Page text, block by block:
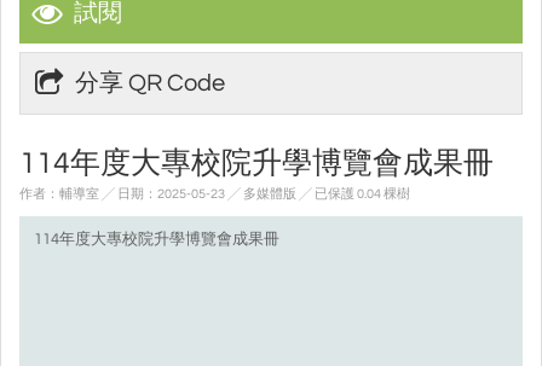
試閱
分享 QR Code
114年度大專校院升學博覽會成果冊
作者：輔導室 ╱ 日期：2025-05-23 ╱ 多媒體版 ╱ 已保護 0.04 棵樹
114年度大專校院升學博覽會成果冊